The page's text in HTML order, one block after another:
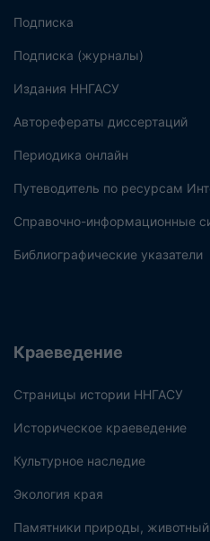
Подписка
Подписка (журналы)
Издания ННГАСУ
Авторефераты диссертаций
Периодика онлайн
Путеводитель по ресурсам
Справочно-информационные
Библиографические указатели
Краеведение
Страницы истории ННГАСУ
Историческое краеведение
Культурное наследие
Экология края
Памятники природы,